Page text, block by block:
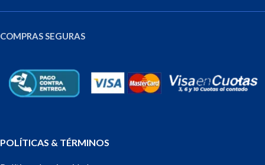
COMPRAS SEGURAS
POLÍTICAS & TÉRMINOS